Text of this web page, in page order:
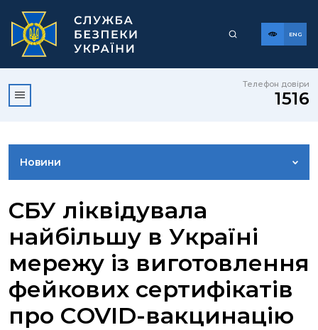
ENG
Телефон довіри
1516
Новини
ВІДЕОГАЛЕРЕЯ
КОНТАКТИ ПРЕСЦЕНТРУ
СБУ ліквідувала
найбільшу в Україні
мережу із виготовлення
фейкових сертифікатів
про COVID-вакцинацію